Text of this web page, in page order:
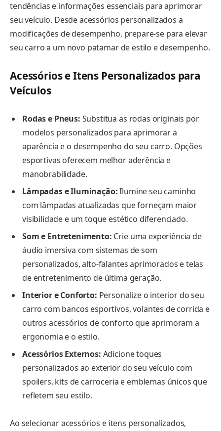
tendências e informações essenciais para aprimorar
seu veículo. Desde acessórios personalizados a
modificações de desempenho, prepare-se para elevar
seu carro a um novo patamar de estilo e desempenho.
Acessórios e Itens Personalizados para
Veículos
Rodas e Pneus: Substitua as rodas originais por
modelos personalizados para aprimorar a
aparência e o desempenho do seu carro. Opções
esportivas oferecem melhor aderência e
manobrabilidade.
Lâmpadas e Iluminação:Ilumine seu caminho
com lâmpadas atualizadas que forneçam maior
visibilidade e um toque estético diferenciado.
Som e Entretenimento: Crie uma experiência de
áudio imersiva com sistemas de som
personalizados, alto-falantes aprimorados e telas
de entretenimento de última geração.
Interior e Conforto: Personalize o interior do seu
carro com bancos esportivos, volantes de corrida e
outros acessórios de conforto que aprimoram a
ergonomia e o estilo.
Acessórios Externos: Adicione toques
personalizados ao exterior do seu veículo com
spoilers, kits de carroceria e emblemas únicos que
refletem seu estilo.
Ao selecionar acessórios e itens personalizados,